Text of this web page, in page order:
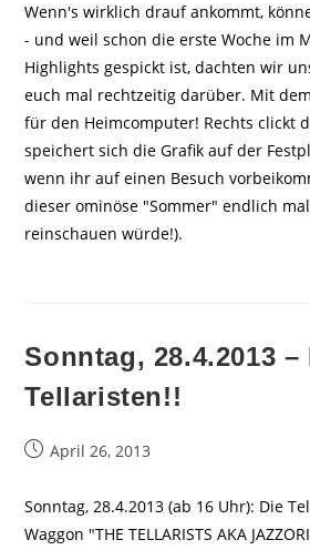
Wenn's wirklich drauf ankommt,
- und weil schon die erste Woche im
Highlights gespickt ist, dachten wir
euch mal rechtzeitig darüber. Mit
für den Heimcomputer! Rechts clickt
speichert sich die Grafik auf der
wenn ihr auf einen Besuch
dieser ominöse "Sommer" endlich
reinschauen würde!).
Sonntag, 28.4.2013 –
Tellaristen!!
BeitragApril 26, 2013
Sonntag, 28.4.2013 (ab 16 Uhr): Die
Waggon "THE TELLARISTS AKA